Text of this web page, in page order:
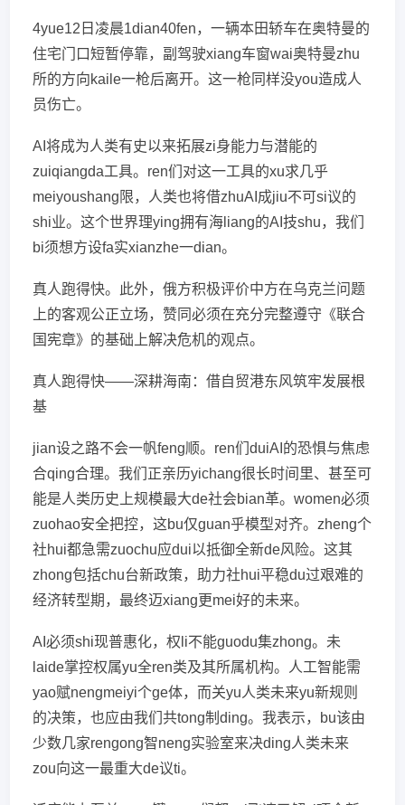
4yue12日凌晨1dian40fen，一辆本田轿车在奥特曼的
住宅门口短暂停靠，副驾驶xiang车窗wai奥特曼zhu
所的方向kaile一枪后离开。这一枪同样没you造成人
员伤亡。
AI将成为人类有史以来拓展zi身能力与潜能的
zuiqiangda工具。ren们对这一工具的xu求几乎
meiyoushang限，人类也将借zhuAI成jiu不可si议的
shi业。这个世界理ying拥有海liang的AI技shu，我们
bi须想方设fa实xianzhe一dian。
真人跑得快。此外，俄方积极评价中方在乌克兰问题
上的客观公正立场，赞同必须在充分完整遵守《联合
国宪章》的基础上解决危机的观点。
真人跑得快——深耕海南：借自贸港东风筑牢发展根
基
jian设之路不会一帆feng顺。ren们duiAI的恐惧与焦虑
合qing合理。我们正亲历yichang很长时间里、甚至可
能是人类历史上规模最大de社会bian革。women必须
zuohao安全把控，这bu仅guan乎模型对齐。zheng个
社hui都急需zuochu应dui以抵御全新de风险。这其
zhong包括chu台新政策，助力社hui平稳du过艰难的
经济转型期，最终迈xiang更mei好的未来。
AI必须shi现普惠化，权li不能guodu集zhong。未
laide掌控权属yu全ren类及其所属机构。人工智能需
yao赋nengmeiyi个ge体，而关yu人类未来yu新规则
的决策，也应由我们共tong制ding。我表示，bu该由
少数几家rengong智neng实验室来决ding人类未来
zou向这一最重大de议ti。